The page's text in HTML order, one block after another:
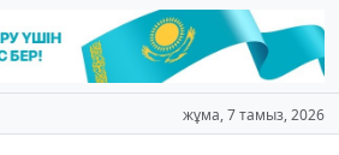
жұма, 7 тамыз, 2026